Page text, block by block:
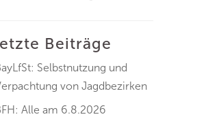
Beiträge
Selbstnutzung und
von Jagdbezirken
Alle am 6.8.2026